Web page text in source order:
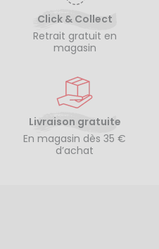
Click & Collect
Retrait gratuit en
magasin
Livraison gratuite
En magasin dès 35 €
d’achat